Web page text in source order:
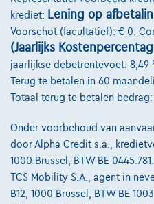
€88.870 1
Vanaf€1.762,13/maand
Ontdek het volledige cijfervoorbeeld
2390 Westmalle, Auto Elektro
Vergelijk
krediet: Lening op
Voorschot (facultatief): € 0.
(Jaarlijks
jaarlijkse debetrentevoet: 8,49
Terug te betalen in 60
Totaal terug te betalen bedrag:
Onder voorbehoud van
door Alpha Credit s.a.,
1000 Brussel, BTW BE
TCS Mobility S.A., agent in
B12, 1000 Brussel, BTW BE